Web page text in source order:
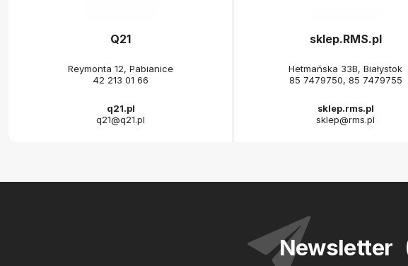
Q21
Reymonta 12, Pabianice
42 213 01 66
q21.pl
q21@q21.pl
sklep.RMS.pl
Hetmańska 33B, Białystok
85 7479750, 85 7479755
sklep.rms.pl
sklep@rms.pl
Newsletter